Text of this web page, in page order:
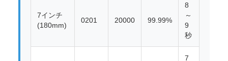
7インチ
(180mm)
0201 20000 99.99%
8
～
9
秒
7